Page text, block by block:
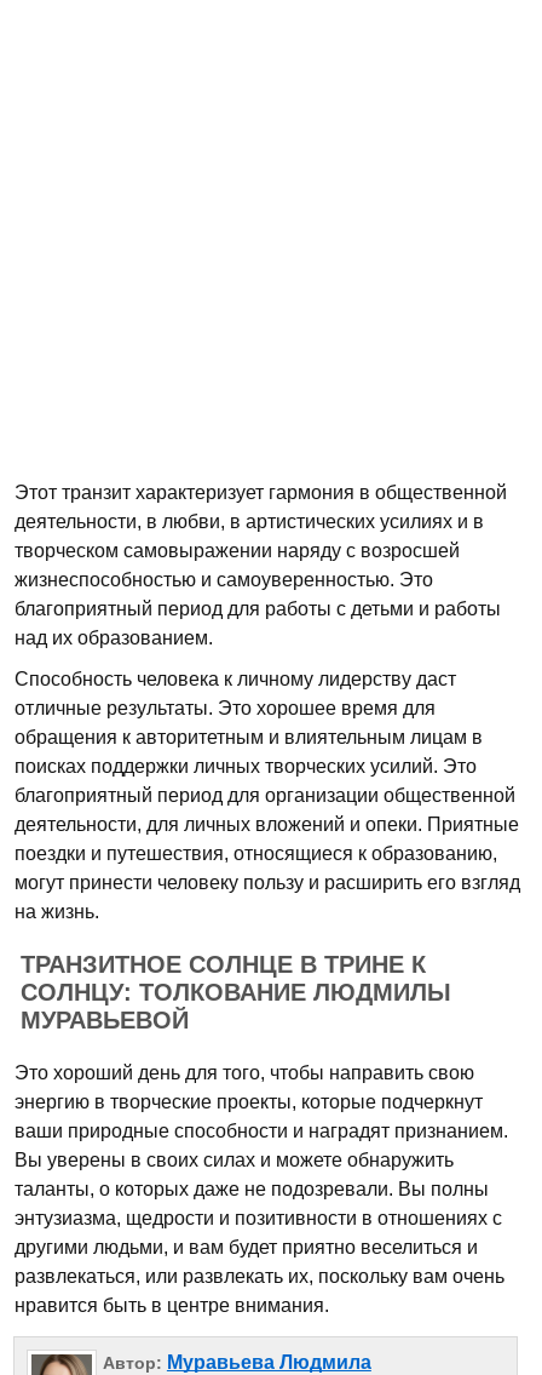
Этот транзит характеризует гармония в общественной
деятельности, в любви, в артистических усилиях и в
творческом самовыражении наряду с возросшей
жизнеспособностью и самоуверенностью. Это
благоприятный период для работы с детьми и работы
над их образованием.
Способность человека к личному лидерству даст
отличные результаты. Это хорошее время для
обращения к авторитетным и влиятельным лицам в
поисках поддержки личных творческих усилий. Это
благоприятный период для организации общественной
деятельности, для личных вложений и опеки. Приятные
поездки и путешествия, относящиеся к образованию,
могут принести человеку пользу и расширить его взгляд
на жизнь.
ТРАНЗИТНОЕ СОЛНЦЕ В ТРИНЕ К
СОЛНЦУ: ТОЛКОВАНИЕ ЛЮДМИЛЫ
МУРАВЬЕВОЙ
Это хороший день для того, чтобы направить свою
энергию в творческие проекты, которые подчеркнут
ваши природные способности и наградят признанием.
Вы уверены в своих силах и можете обнаружить
таланты, о которых даже не подозревали. Вы полны
энтузиазма, щедрости и позитивности в отношениях с
другими людьми, и вам будет приятно веселиться и
развлекаться, или развлекать их, поскольку вам очень
нравится быть в центре внимания.
Автор: Муравьева Людмила